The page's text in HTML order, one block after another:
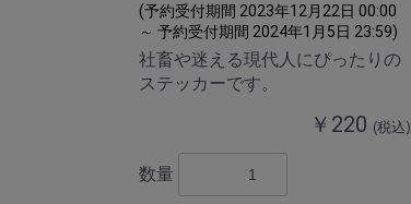
(予約受付期間 2023年12月22日 00:00
～ 予約受付期間 2024年1月5日 23:59)
社畜や迷える現代人にぴったりの
ステッカーです。
￥220 (税込)
数量